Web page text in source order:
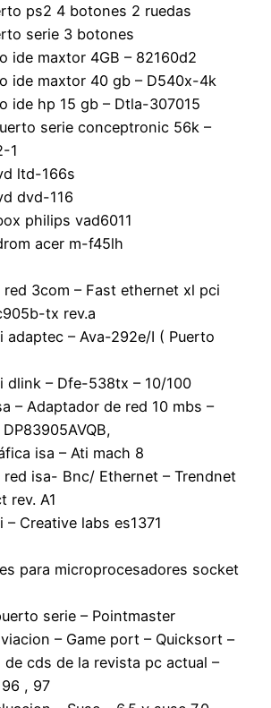
ps2 4 botones 2 ruedas
serie 3 botones
ide maxtor 4GB – 82160d2
ide maxtor 40 gb – D540x-4k
ide hp 15 gb – Dtla-307015
serie conceptronic 56k –
1
ltd-166s
dvd-116
philips vad6011
acer m-f45lh
3com – Fast ethernet xl pci
tx rev.a
adaptec – Ava-292e/I ( Puerto
dlink – Dfe-538tx – 10/100
– Adaptador de red 10 mbs –
isa – Ati mach 8
isa- Bnc/ Ethernet – Trendnet
rev. A1
– Creative labs es1371
para microprocesadores socket
serie – Pointmaster
– Game port – Quicksort –
cds de la revista pc actual –
, 97